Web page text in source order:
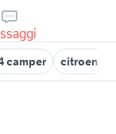
camper citroen c3